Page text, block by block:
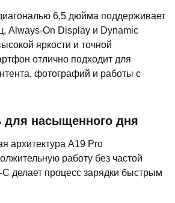
6,5 дюйма поддерживает
Always-On Display и Dynamic
яркости и точной
отлично подходит для
фотографий и работы с
для насыщенного дня
архитектура A19 Pro
работу без частой
делает процесс зарядки быстрым